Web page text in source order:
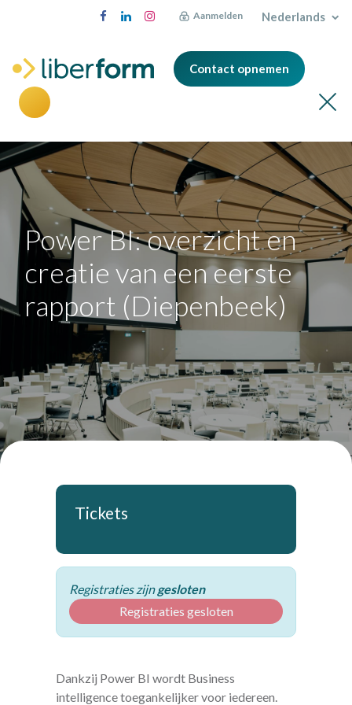
Aanmelden Nederlands
Contact opnemen
Power BI: overzicht en
creatie van een eerste
rapport (Diepenbeek)
Tickets
Registraties zijngesloten
Registraties gesloten
Dankzij Power BI wordt Business
intelligence toegankelijker voor iedereen.